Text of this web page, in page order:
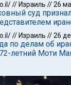
// Израиль //26
суд
// Израиль //26
по делам об
летний Моти